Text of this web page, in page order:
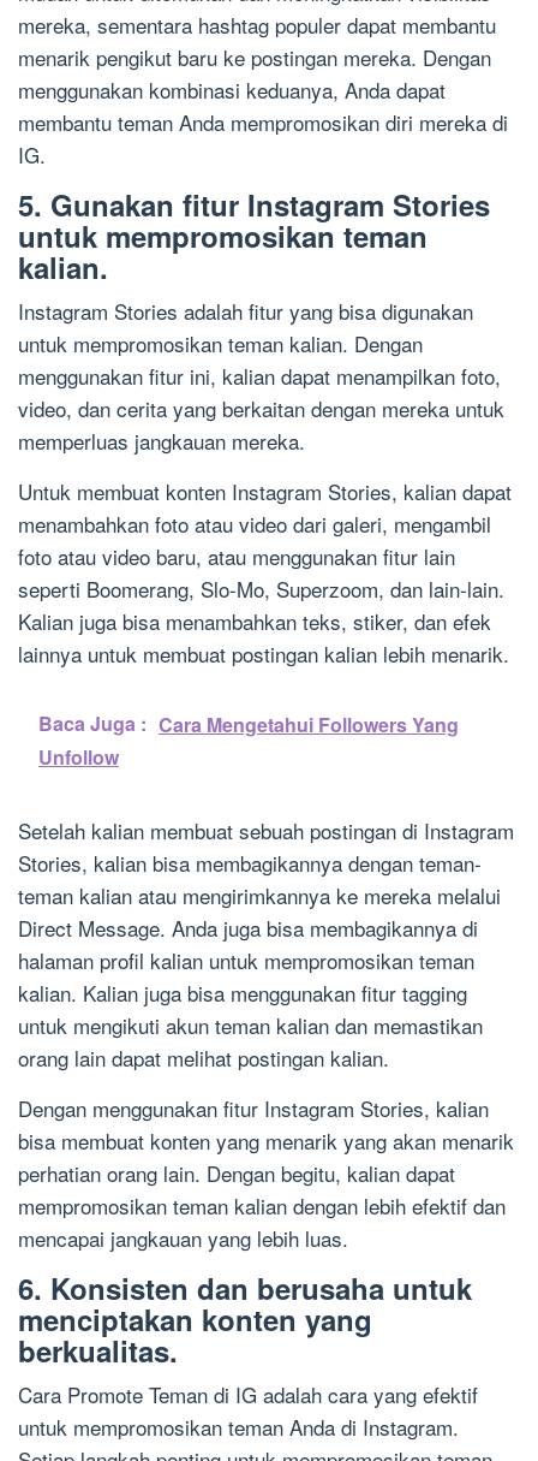
mereka, sementara hashtag populer dapat membantu
menarik pengikut baru ke postingan mereka. Dengan
menggunakan kombinasi keduanya, Anda dapat
membantu teman Anda mempromosikan diri mereka di
IG.
5. Gunakan fitur Instagram Stories
untuk mempromosikan teman
kalian.
Instagram Stories adalah fitur yang bisa digunakan
untuk mempromosikan teman kalian. Dengan
menggunakan fitur ini, kalian dapat menampilkan foto,
video, dan cerita yang berkaitan dengan mereka untuk
memperluas jangkauan mereka.
Untuk membuat konten Instagram Stories, kalian dapat
menambahkan foto atau video dari galeri, mengambil
foto atau video baru, atau menggunakan fitur lain
seperti Boomerang, Slo-Mo, Superzoom, dan lain-lain.
Kalian juga bisa menambahkan teks, stiker, dan efek
lainnya untuk membuat postingan kalian lebih menarik.
Baca Juga : Cara Mengetahui Followers Yang
Unfollow
Setelah kalian membuat sebuah postingan di Instagram
Stories, kalian bisa membagikannya dengan teman-
teman kalian atau mengirimkannya ke mereka melalui
Direct Message. Anda juga bisa membagikannya di
halaman profil kalian untuk mempromosikan teman
kalian. Kalian juga bisa menggunakan fitur tagging
untuk mengikuti akun teman kalian dan memastikan
orang lain dapat melihat postingan kalian.
Dengan menggunakan fitur Instagram Stories, kalian
bisa membuat konten yang menarik yang akan menarik
perhatian orang lain. Dengan begitu, kalian dapat
mempromosikan teman kalian dengan lebih efektif dan
mencapai jangkauan yang lebih luas.
6. Konsisten dan berusaha untuk
menciptakan konten yang
berkualitas.
Cara Promote Teman di IG adalah cara yang efektif
untuk mempromosikan teman Anda di Instagram.